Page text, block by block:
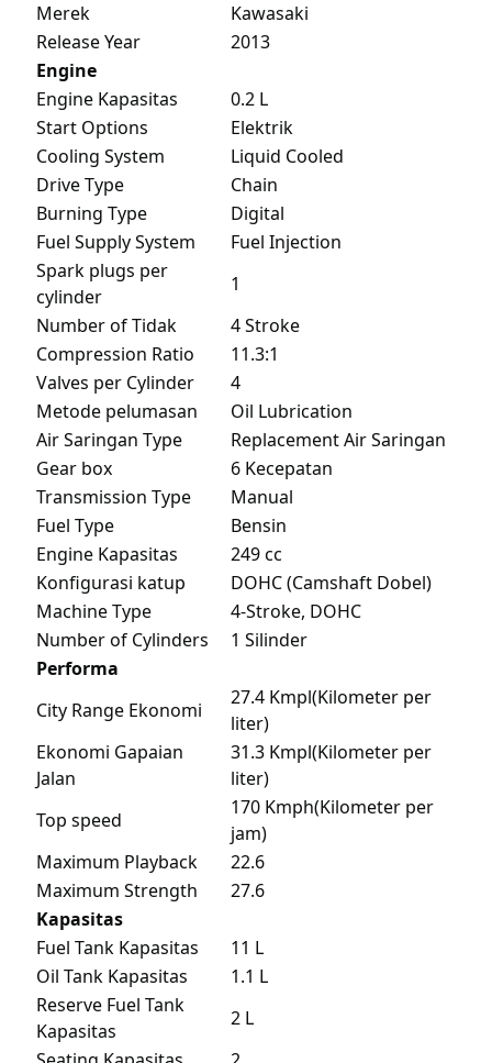
Merek
Kawasaki
Release Year
2013
Engine
Engine Kapasitas
0.2 L
Start Options
Elektrik
Cooling System
Liquid Cooled
Drive Type
Chain
Burning Type
Digital
Fuel Supply System
Fuel Injection
Spark plugs per
cylinder
1
Number of Tidak
4 Stroke
Compression Ratio
11.3:1
Valves per Cylinder
4
Metode pelumasan
Oil Lubrication
Air Saringan Type
Replacement Air Saringan
Gear box
6 Kecepatan
Transmission Type
Manual
Fuel Type
Bensin
Engine Kapasitas
249 cc
Konfigurasi katup
DOHC (Camshaft Dobel)
Machine Type
4-Stroke, DOHC
Number of Cylinders
1 Silinder
Performa
City Range Ekonomi
27.4 Kmpl(Kilometer per
liter)
Ekonomi Gapaian
Jalan
31.3 Kmpl(Kilometer per
liter)
Top speed
170 Kmph(Kilometer per
jam)
Maximum Playback
22.6
Maximum Strength
27.6
Kapasitas
Fuel Tank Kapasitas
11 L
Oil Tank Kapasitas
1.1 L
Reserve Fuel Tank
Kapasitas
2 L